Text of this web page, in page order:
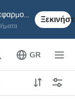
bookdialysis - ταξιδιωτική εφαρμογή
GR